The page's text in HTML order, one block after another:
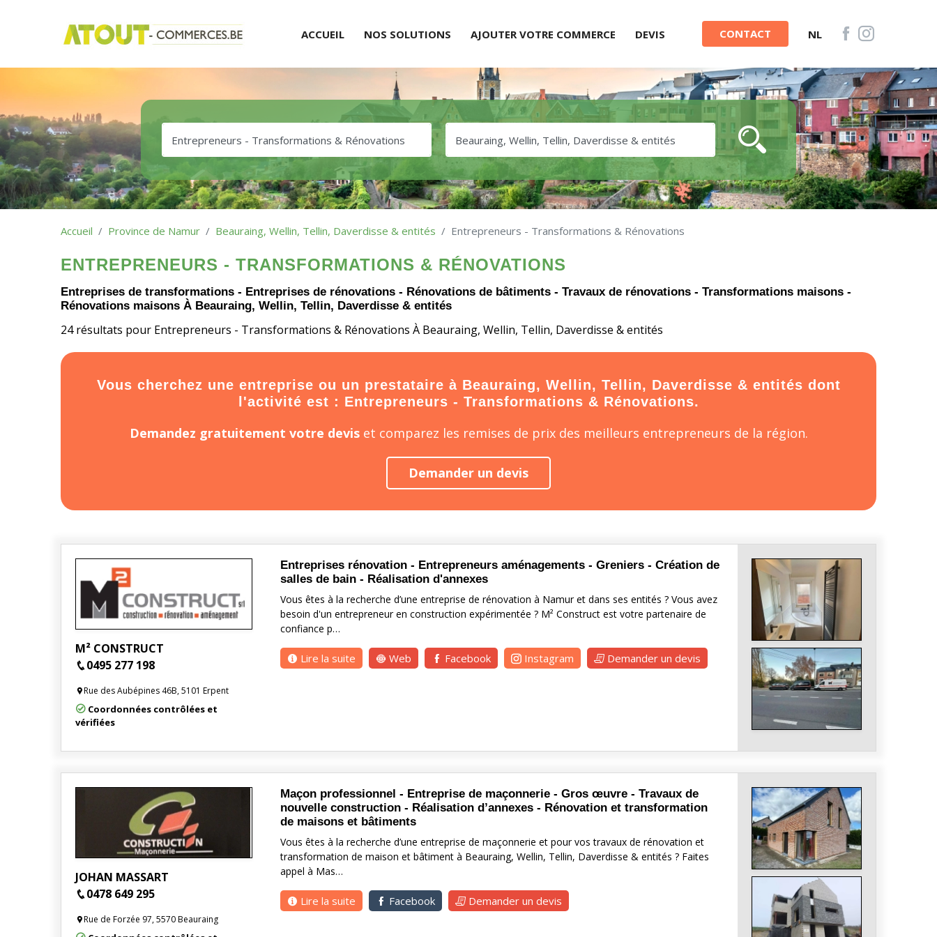
ACCUEIL NOS SOLUTIONS AJOUTER VOTRE COMMERCE DEVIS CONTACT NL
Accueil Province de Namur Beauraing, Wellin, Tellin, Daverdisse & entités Entrepreneurs - Transformations & Rénovations
ENTREPRENEURS - TRANSFORMATIONS & RÉNOVATIONS
Entreprises de transformations - Entreprises de rénovations - Rénovations de bâtiments - Travaux de rénovations - Transformations maisons -
Rénovations maisons À Beauraing, Wellin, Tellin, Daverdisse & entités
24 résultats pour Entrepreneurs - Transformations & Rénovations À Beauraing, Wellin, Tellin, Daverdisse & entités
Vous cherchez une entreprise ou un prestataire à Beauraing, Wellin, Tellin, Daverdisse & entités dont
l'activité est : Entrepreneurs - Transformations & Rénovations.
Demandez gratuitement votre deviset comparez les remises de prix des meilleurs entrepreneurs de la région.
Demander un devis
M² CONSTRUCT
0495 277 198
Rue des Aubépines 46B, 5101 Erpent
Coordonnées contrôlées et
vérifiées
Entreprises rénovation - Entrepreneurs aménagements - Greniers - Création de
salles de bain - Réalisation d'annexes
Vous êtes à la recherche d’une entreprise de rénovation à Namur et dans ses entités ? Vous avez
besoin d'un entrepreneur en construction expérimentée ? M² Construct est votre partenaire de
confiance p…
Lire la suite Web Facebook Instagram Demander un devis
JOHAN MASSART
0478 649 295
Rue de Forzée 97, 5570 Beauraing
Maçon professionnel - Entreprise de maçonnerie - Gros œuvre - Travaux de
nouvelle construction - Réalisation d’annexes - Rénovation et transformation
de maisons et bâtiments
Vous êtes à la recherche d’une entreprise de maçonnerie et pour vos travaux de rénovation et
transformation de maison et bâtiment à Beauraing, Wellin, Tellin, Daverdisse & entités ? Faites
appel à Mas…
Lire la suite Facebook Demander un devis